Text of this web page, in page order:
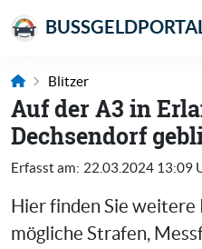
Blitzer
Auf der A3 in
Dechsendorf
Erfasst am: 22.03.2024 13:09
Hier finden Sie
mögliche Strafen,